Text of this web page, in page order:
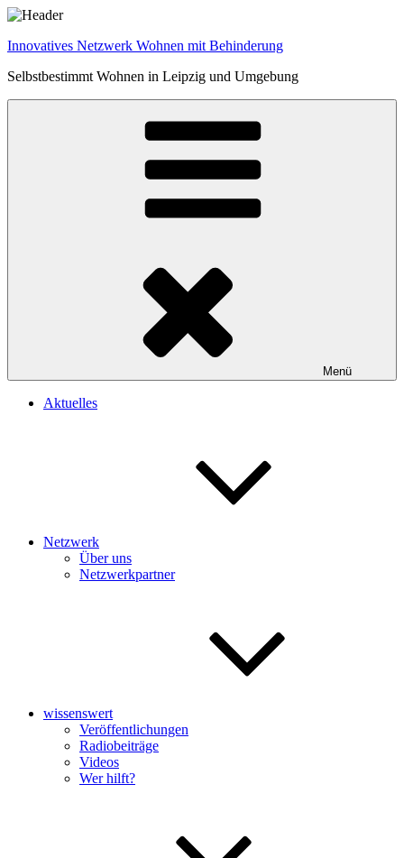
Zum
springen
Innovatives Netzwerk Wohnen mit Behinderung
Selbstbestimmt Wohnen in Leipzig und Umgebung
Menü
Aktuelles
Netzwerk
Über uns
Netzwerkpartner
wissenswert
Veröffentlichungen
Radiobeiträge
Videos
Wer hilft?